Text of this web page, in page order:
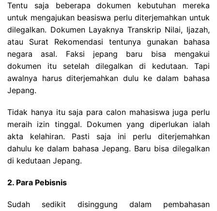
Tentu saja beberapa dokumen kebutuhan mereka
untuk mengajukan beasiswa perlu diterjemahkan untuk
dilegalkan. Dokumen Layaknya Transkrip Nilai, Ijazah,
atau Surat Rekomendasi tentunya gunakan bahasa
negara asal. Faksi jepang baru bisa mengakui
dokumen itu setelah dilegalkan di kedutaan. Tapi
awalnya harus diterjemahkan dulu ke dalam bahasa
Jepang.
Tidak hanya itu saja para calon mahasiswa juga perlu
meraih izin tinggal. Dokumen yang diperlukan ialah
akta kelahiran. Pasti saja ini perlu diterjemahkan
dahulu ke dalam bahasa Jepang. Baru bisa dilegalkan
di kedutaan Jepang.
2. Para Pebisnis
Sudah sedikit disinggung dalam pembahasan